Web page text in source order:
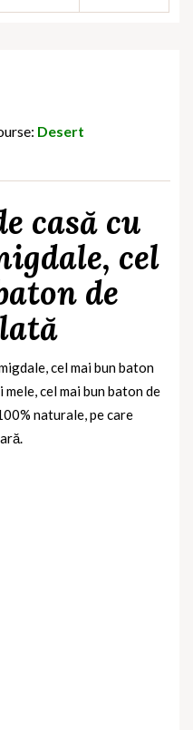
Desert
casă cu
cel
de
cel mai bun baton
cel mai bun baton de
naturale, pe care